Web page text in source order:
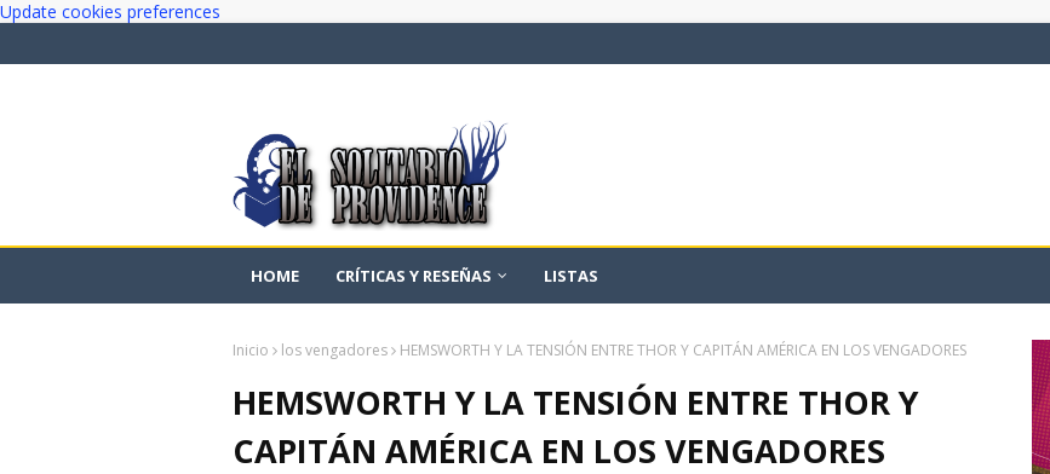
Update cookies preferences
HOME CRÍTICAS Y RESEÑAS LISTAS
Inicio los vengadores HEMSWORTH Y LA TENSIÓN ENTRE THOR Y CAPITÁN AMÉRICA EN LOS VENGADORES
HEMSWORTH Y LA TENSIÓN ENTRE THOR Y
CAPITÁN AMÉRICA EN LOS VENGADORES